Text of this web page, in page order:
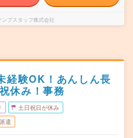
プスタッフ株式会社
経験OK！あんしん長
休み！事務
土日祝日が休み
派遣